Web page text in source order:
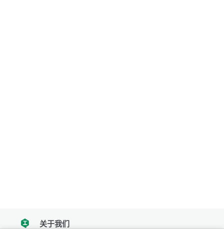
tencent关于我们